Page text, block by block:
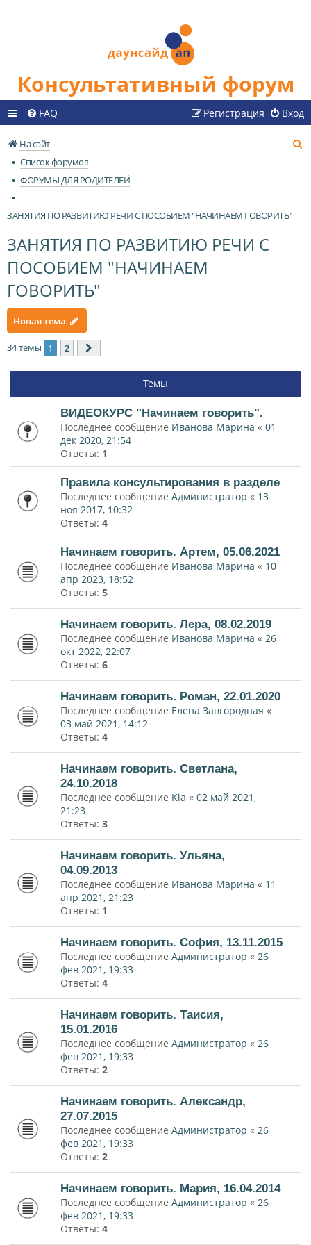
Консультативный форум
FAQ Вход
Регистрация
На сайт
Список форумов
ФОРУМЫ ДЛЯ РОДИТЕЛЕЙ
ЗАНЯТИЯ ПО РАЗВИТИЮ РЕЧИ С ПОСОБИЕМ "НАЧИНАЕМ ГОВОРИТЬ"
ЗАНЯТИЯ ПО РАЗВИТИЮ РЕЧИ С
ПОСОБИЕМ "НАЧИНАЕМ
ГОВОРИТЬ"
Новая тема
34 темы 1 2
Темы
ВИДЕОКУРС "Начинаем говорить".
Последнее сообщение Иванова Марина « 01
дек 2020, 21:54
Ответы: 1
Правила консультирования в разделе
Последнее сообщение Администратор « 13
ноя 2017, 10:32
Ответы: 4
Начинаем говорить. Артем, 05.06.2021
Последнее сообщение Иванова Марина « 10
апр 2023, 18:52
Ответы: 5
Начинаем говорить. Лера, 08.02.2019
Последнее сообщение Иванова Марина « 26
окт 2022, 22:07
Ответы: 6
Начинаем говорить. Роман, 22.01.2020
Последнее сообщение Елена Завгородная «
03 май 2021, 14:12
Ответы: 4
Начинаем говорить. Светлана,
24.10.2018
Последнее сообщение Kia « 02 май 2021,
21:23
Ответы: 3
Начинаем говорить. Ульяна,
04.09.2013
Последнее сообщение Иванова Марина « 11
апр 2021, 21:23
Ответы: 1
Начинаем говорить. София, 13.11.2015
Последнее сообщение Администратор « 26
фев 2021, 19:33
Ответы: 4
Начинаем говорить. Таисия,
15.01.2016
Последнее сообщение Администратор « 26
фев 2021, 19:33
Ответы: 2
Начинаем говорить. Александр,
27.07.2015
Последнее сообщение Администратор « 26
фев 2021, 19:33
Ответы: 2
Начинаем говорить. Мария, 16.04.2014
Последнее сообщение Администратор « 26
фев 2021, 19:33
Ответы: 4